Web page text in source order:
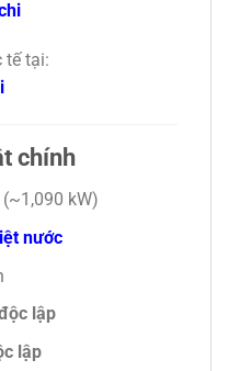
tế tại:
chính
kW)
nước
lập
lập